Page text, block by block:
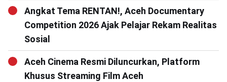
Angkat Tema RENTAN!, Aceh Documentary
Competition 2026 Ajak Pelajar Rekam Realitas
Sosial
Aceh Cinema Resmi Diluncurkan, Platform
Khusus Streaming Film Aceh